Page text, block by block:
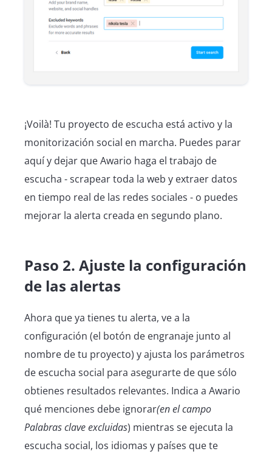
¡Voilà! Tu proyecto de escucha está activo y la
monitorización social en marcha. Puedes parar
aquí y dejar que Awario haga el trabajo de
escucha - scrapear toda la web y extraer datos
en tiempo real de las redes sociales - o puedes
mejorar la alerta creada en segundo plano.
Paso 2. Ajuste la configuración
de las alertas
Ahora que ya tienes tu alerta, ve a la
configuración (el botón de engranaje junto al
nombre de tu proyecto) y ajusta los parámetros
de escucha social para asegurarte de que sólo
obtienes resultados relevantes. Indica a Awario
qué menciones debe ignorar(en el campo
Palabras clave excluidas) mientras se ejecuta la
escucha social, los idiomas y países que te